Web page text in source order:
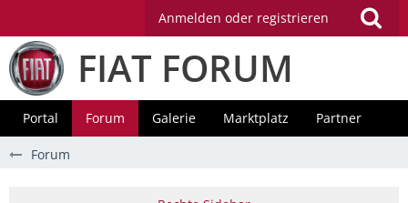
Anmelden oder registrieren
FIAT FORUM
Portal Forum Galerie Marktplatz Partner
Forum